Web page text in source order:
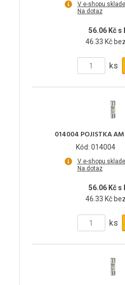
V e-shopu
Na dotaz
56.06 Kč s
46.33 Kč
ks
014004 POJISTKA
Kód: 014004
V e-shopu
Na dotaz
56.06 Kč s
46.33 Kč
ks